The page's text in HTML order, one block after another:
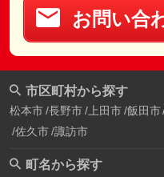
お問い合
市区町村から探す
松本市 長野市 上田市 飯田市
佐久市 諏訪市
町名から探す